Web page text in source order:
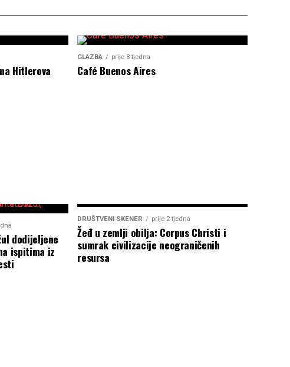
Hitlerova
GLAZBA prije 3 tjedna
Café Buenos Aires
dodijeljene
ispitima iz
DRUŠTVENI SKENER prije 2 tjedna
Žeđ u zemlji obilja: Corpus Christi i
sumrak civilizacije neograničenih
resursa